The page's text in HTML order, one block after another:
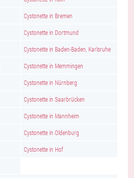
Cystonette in Bremen
Cystonette in Dortmund
Cystonette in Baden-Baden, Karlsruhe
Cystonette in Memmingen
Cystonette in Nürnberg
Cystonette in Saarbrücken
Cystonette in Mannheim
Cystonette in Oldenburg
Cystonette in Hof